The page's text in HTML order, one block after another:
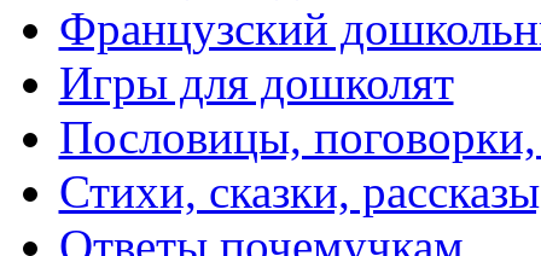
Французский
Игры для дошколят
Пословицы,
Стихи, сказки,
Ответы почемучкам